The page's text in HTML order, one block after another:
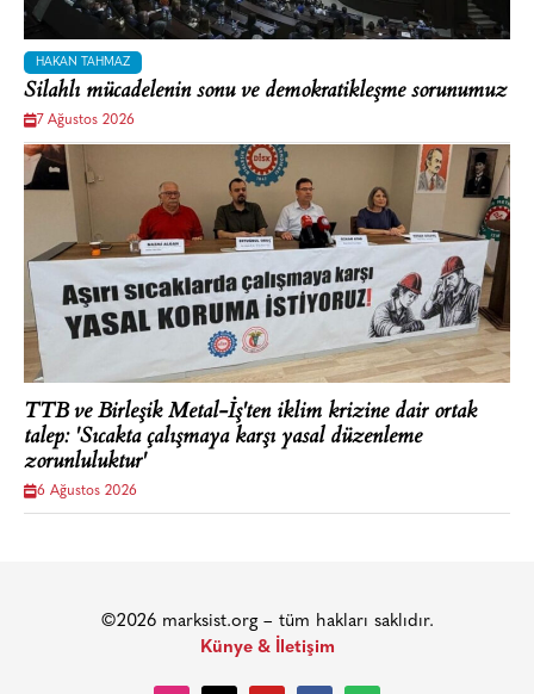
HAKAN TAHMAZ
Silahlı mücadelenin sonu ve demokratikleşme sorunumuz
7 Ağustos 2026
TTB ve Birleşik Metal-İş'ten iklim krizine dair ortak
talep: 'Sıcakta çalışmaya karşı yasal düzenleme
zorunluluktur'
6 Ağustos 2026
©2026 marksist.org – tüm hakları saklıdır.
Künye & İletişim